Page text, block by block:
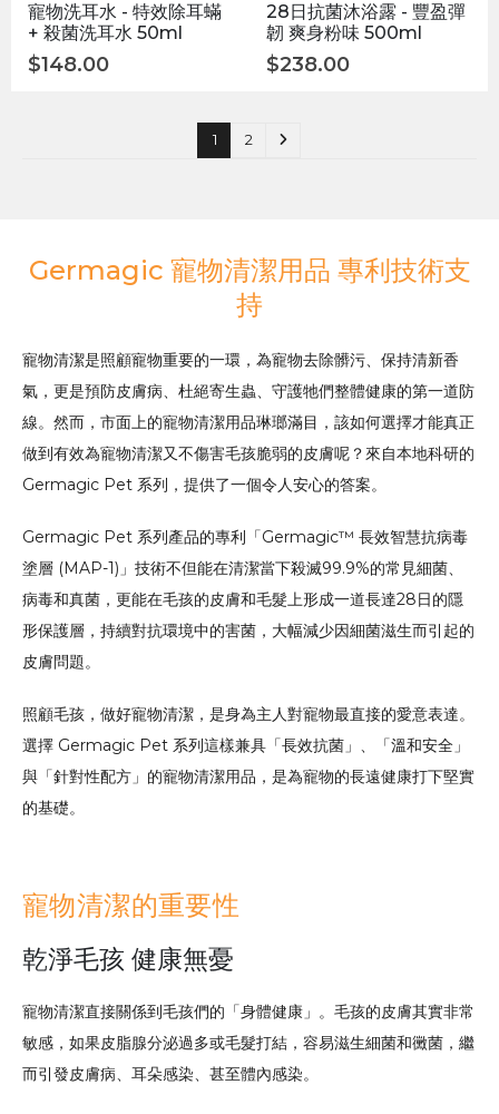
寵物洗耳水 - 特效除耳蟎
+ 殺菌洗耳水 50ml
$148.00
28日抗菌沐浴露 - 豐盈彈
韌 爽身粉味 500ml
$238.00
1 2
Germagic 寵物清潔用品 專利技術支
持
寵物清潔是照顧寵物重要的一環，為寵物去除髒污、保持清新香
氣，更是預防皮膚病、杜絕寄生蟲、守護牠們整體健康的第一道防
線。然而，市面上的寵物清潔用品琳瑯滿目，該如何選擇才能真正
做到有效為寵物清潔又不傷害毛孩脆弱的皮膚呢？來自本地科研的
Germagic Pet 系列，提供了一個令人安心的答案。
Germagic Pet 系列產品的專利「Germagic™ 長效智慧抗病毒
塗層 (MAP-1)」技術不但能在清潔當下殺滅99.9%的常見細菌、
病毒和真菌，更能在毛孩的皮膚和毛髮上形成一道長達28日的隱
形保護層，持續對抗環境中的害菌，大幅減少因細菌滋生而引起的
皮膚問題。
照顧毛孩，做好寵物清潔，是身為主人對寵物最直接的愛意表達。
選擇 Germagic Pet 系列這樣兼具「長效抗菌」、「溫和安全」
與「針對性配方」的寵物清潔用品，是為寵物的長遠健康打下堅實
的基礎。
寵物清潔的重要性
乾淨毛孩 健康無憂
寵物清潔直接關係到毛孩們的「身體健康」。毛孩的皮膚其實非常
敏感，如果皮脂腺分泌過多或毛髮打結，容易滋生細菌和黴菌，繼
而引發皮膚病、耳朵感染、甚至體內感染。